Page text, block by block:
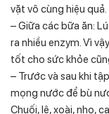
vặt vô cùng hiệu quả.
– Giữa các bữa ăn:
ra nhiều enzym. Vì
tốt cho sức khỏe
– Trước và sau khi
mọng nước để bù
Chuối, lê, xoài, nho,